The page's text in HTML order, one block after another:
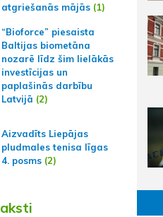
atgriešanās mājās(1)
“Bioforce” piesaista
Baltijas biometāna
nozarē līdz šim lielākās
investīcijas un
paplašinās darbību
Latvijā (2)
Aizvadīts Liepājas
pludmales tenisa līgas
4. posms(2)